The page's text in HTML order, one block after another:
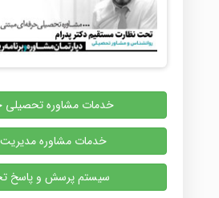
خدمات مشاوره تحصیلی
خدمات مشاوره مدیریت
سیستم پرسش و پاسخ